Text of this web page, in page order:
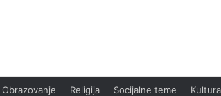
Obrazovanje Religija Socijalne teme Kultura